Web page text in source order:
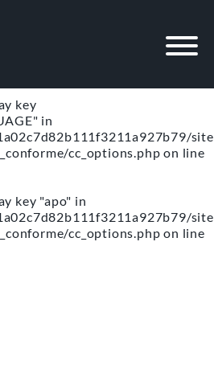
key "lg" in
cc_options.php
on line
key
in
cc_options.php on line
key "apo" in
cc_options.php on line